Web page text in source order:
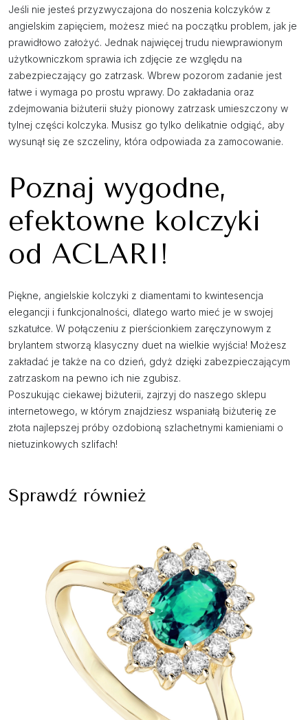
Jeśli nie jesteś przyzwyczajona do noszenia kolczyków z
angielskim zapięciem, możesz mieć na początku problem, jak je
prawidłowo założyć. Jednak najwięcej trudu niewprawionym
użytkowniczkom sprawia ich zdjęcie ze względu na
zabezpieczający go zatrzask. Wbrew pozorom zadanie jest
łatwe i wymaga po prostu wprawy. Do zakładania oraz
zdejmowania biżuterii służy pionowy zatrzask umieszczony w
tylnej części kolczyka. Musisz go tylko delikatnie odgiąć, aby
wysunął się ze szczeliny, która odpowiada za zamocowanie.
Poznaj wygodne,
efektowne kolczyki
od ACLARI!
Piękne, angielskie kolczyki z diamentami to kwintesencja
elegancji i funkcjonalności, dlatego warto mieć je w swojej
szkatułce. W połączeniu z pierścionkiem zaręczynowym z
brylantem stworzą klasyczny duet na wielkie wyjścia! Możesz
zakładać je także na co dzień, gdyż dzięki zabezpieczającym
zatrzaskom na pewno ich nie zgubisz.
Poszukując ciekawej biżuterii, zajrzyj do naszego sklepu
internetowego, w którym znajdziesz wspaniałą biżuterię ze
złota najlepszej próby ozdobioną szlachetnymi kamieniami o
nietuzinkowych szlifach!
Sprawdź również